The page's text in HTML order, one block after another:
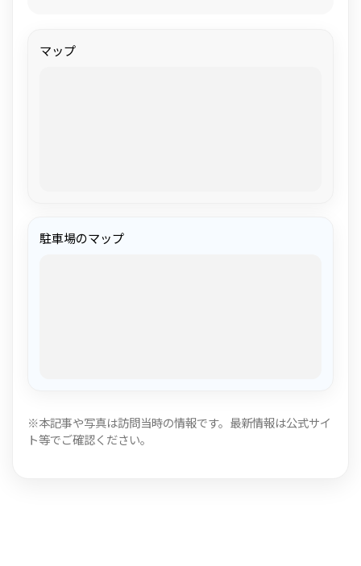
マップ
駐車場のマップ
※本記事や写真は訪問当時の情報です。最新情報は公式サイ
ト等でご確認ください。